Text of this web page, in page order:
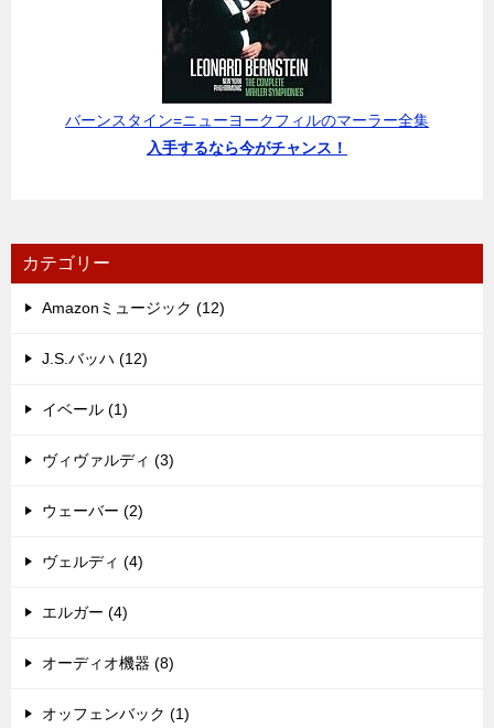
バーンスタイン=ニューヨークフィルのマーラー全集
入手するなら今がチャンス！
カテゴリー
Amazonミュージック (12)
J.S.バッハ (12)
イベール (1)
ヴィヴァルディ (3)
ウェーバー (2)
ヴェルディ (4)
エルガー (4)
オーディオ機器 (8)
オッフェンバック (1)